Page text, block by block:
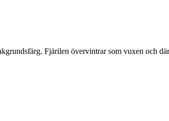
Fjärilen övervintrar som vuxen och